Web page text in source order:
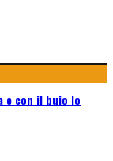
e con il buio lo